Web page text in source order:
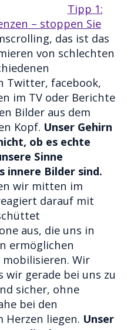
Tipp 1:
– stoppen Sie
das ist das
von schlechten
Twitter, facebook,
im TV oder Berichte
Bilder aus dem
Kopf. Unser Gehirn
ob es echte
Sinne
innere Bilder sind.
wir mitten im
darauf mit
aus, die uns in
ermöglichen
Wir
wir gerade bei uns zu
sicher, ohne
bei den
Herzen liegen. Unser